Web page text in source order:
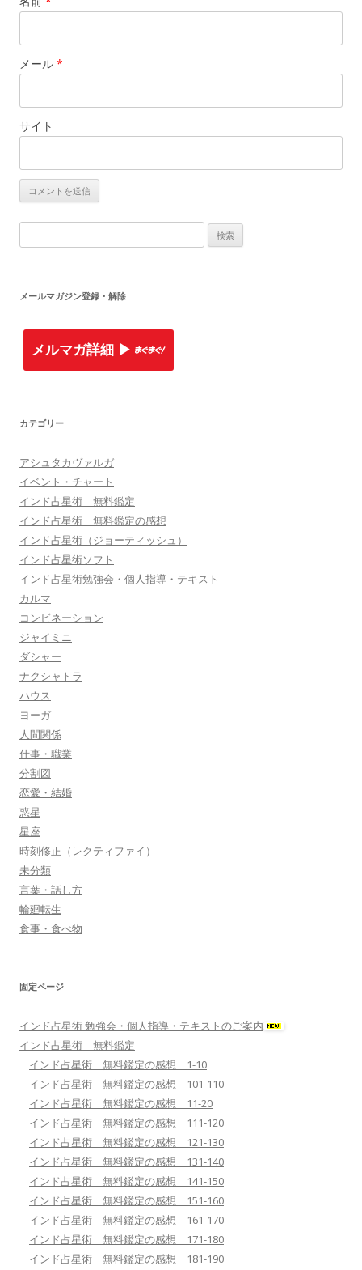
メール *
サイト
メールマガジン登録・解除
メルマガ詳細 ▶︎
カテゴリー
アシュタカヴァルガ
イベント・チャート
インド占星術 無料鑑定
インド占星術 無料鑑定の感想
インド占星術（ジョーティッシュ）
インド占星術ソフト
インド占星術勉強会・個人指導・テキスト
カルマ
コンビネーション
ジャイミニ
ダシャー
ナクシャトラ
ハウス
ヨーガ
人間関係
仕事・職業
分割図
恋愛・結婚
惑星
星座
時刻修正（レクティファイ）
未分類
言葉・話し方
輪廻転生
食事・食べ物
固定ページ
インド占星術 勉強会・個人指導・テキストのご案内
インド占星術 無料鑑定
インド占星術 無料鑑定の感想 1-10
インド占星術 無料鑑定の感想 101-110
インド占星術 無料鑑定の感想 11-20
インド占星術 無料鑑定の感想 111-120
インド占星術 無料鑑定の感想 121-130
インド占星術 無料鑑定の感想 131-140
インド占星術 無料鑑定の感想 141-150
インド占星術 無料鑑定の感想 151-160
インド占星術 無料鑑定の感想 161-170
インド占星術 無料鑑定の感想 171-180
インド占星術 無料鑑定の感想 181-190